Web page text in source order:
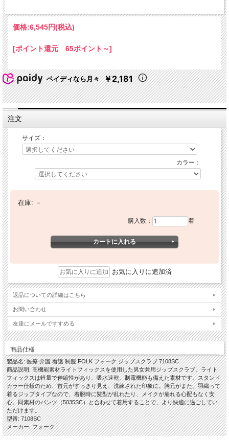
価格:6,545円(税込)
[ポイント還元 65ポイント～]
ペイディなら月々 ￥2,181
注文
サイズ：
カラー：
在庫: －
購入数： 着
お気に入りに追加済
返品についての詳細はこちら
お問い合わせ
友達にメールですすめる
商品仕様
製品名: 医療 介護 看護 制服 FOLK フォーク ジップスクラブ 7108SC
商品説明: 高機能素材ライトフィックスを使用した男女兼用ジップスクラブ。ライト
フィックスは軽量で伸縮性があり、吸水速乾、制電機能も備えた素材です。スタンド
カラー仕様のため、首元がすっきり見え、洗練された印象に。胸元がまた、羽織って
着るジップタイプなので、着脱時に髪型が乱れたり、メイクが崩れる心配もなく安
心。同素材のパンツ（5035SC）と合わせて着用することで、より快適に過ごしてい
ただけます。
型番: 7108SC
メーカー: フォーク